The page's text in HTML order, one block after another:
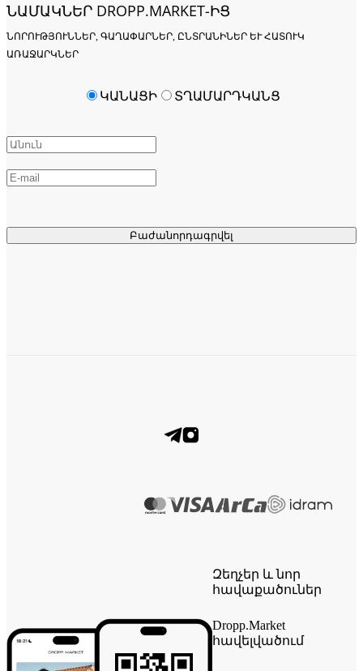
ՆԱՄԱԿՆԵՐ DROPP.MARKET-ԻՑ
ՆՈՐՈՒԹՅՈՒՆՆԵՐ, ԳԱՂԱՓԱՐՆԵՐ, ԸՆՏՐԱՆԻՆԵՐ ԵՒ ՀԱՏՈՒԿ Ա
ՌԱՋԱՐԿՆԵՐ
Բաժանորդագրվել
ԿԱՆԱՑԻ ՏՂԱՄԱՐԴԿԱՆՑ
Զեղչեր և նոր
հավաքածուներ
Dropp.Market
հավելվածում